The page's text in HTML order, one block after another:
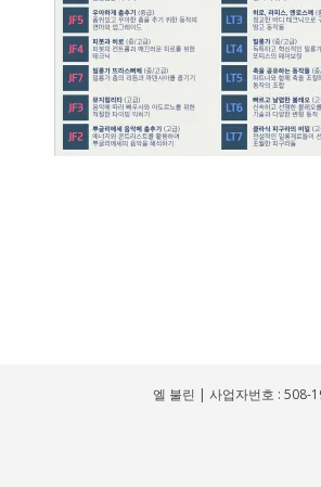
엘 불린 | 사업자번호 : 508-